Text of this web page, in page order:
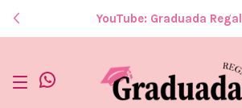
YouTube: Graduada